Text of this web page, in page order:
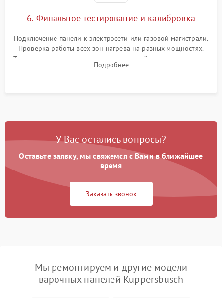
6. Финальное тестирование и калибровка
Подключение панели к электросети или газовой магистрали.
Проверка работы всех зон нагрева на разных мощностях.
Тестирование сенсорного управления, таймера, индикаторов
остаточного тепла и систем защиты от перегрева.
Подробнее
У Вас остались вопросы?
Оставьте заявку, мы свяжемся с Вами в ближайшее
время
Заказать звонок
Мы ремонтируем и другие модели
варочных панелей Kuppersbusch